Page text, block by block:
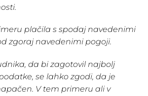
plačila s spodaj navedenimi
zgoraj navedenimi pogoji.
da bi zagotovil najbolj
se lahko zgodi, da je
V tem primeru ali v